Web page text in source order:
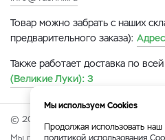
Товар можно забрать с наших
предварительного заказа):
Также работает доставка по
(Великие Луки): 3
© 2026 Онлайн-ярмарка ВАСХНиЛ.
Мы принимаем:
Мы используем Cookies
Продолжая использовать наш